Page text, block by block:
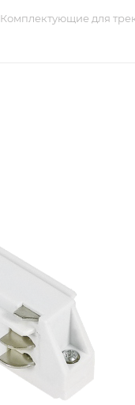
Комплектующие для